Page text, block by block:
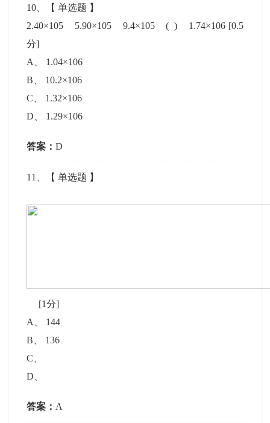
10 、【单选题 】
2.40×105 5.90×105 9.4×105 ( ) 1.74×106 [0.5
分]
A
1.04×106
B
10.2×106
C
1.32×106
D
1.29×106
答案：D
11 、【单选题 】
[1分]
A
144
B
136
C
D
答案： A